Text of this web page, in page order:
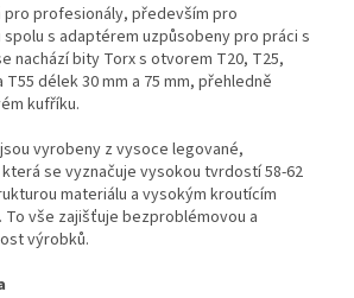
pro profesionály, především pro
spolu s adaptérem uzpůsobeny pro práci s
nachází bity Torx s otvorem T20, T25,
T55 délek 30 mm a 75 mm, přehledně
kufříku.
vyrobeny z vysoce legované,
se vyznačuje vysokou tvrdostí 58-62
materiálu a vysokým kroutícím
To vše zajišťuje bezproblémovou a
výrobků.